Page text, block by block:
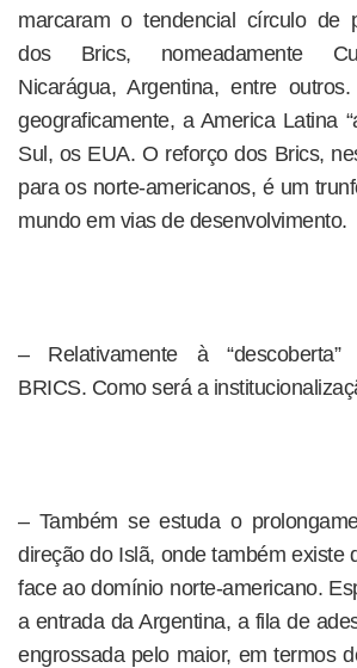
marcaram o tendencial círculo de
dos Brics, nomeadamente
Nicarágua, Argentina, entre
geograficamente, a America Latina
Sul, os EUA. O reforço dos Brics,
para os norte-americanos, é um
mundo em vias de desenvolvimento.
– Relativamente à “descoberta”
BRICS. Como será a
– Também se estuda o
direção do Islã, onde também existe
face ao domínio norte-americano.
a entrada da Argentina, a fila de
engrossada pelo maior, em termos